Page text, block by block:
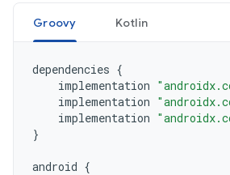
Groovy Kotlin
dependencies {
implementation
implementation
implementation
}
android {